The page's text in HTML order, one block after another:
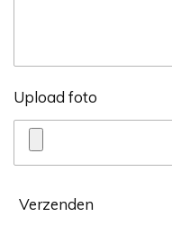
Upload foto
Verzenden